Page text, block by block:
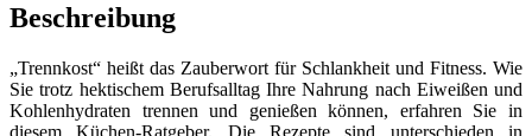
Beschreibung
„Trennkost“ heißt das Zauberwort für Schlankheit und Fitness. Wie
Sie trotz hektischem Berufsalltag Ihre Nahrung nach Eiweißen und
Kohlenhydraten trennen und genießen können, erfahren Sie in
diesem Küchen-Ratgeber. Die Rezepte sind unterschieden in